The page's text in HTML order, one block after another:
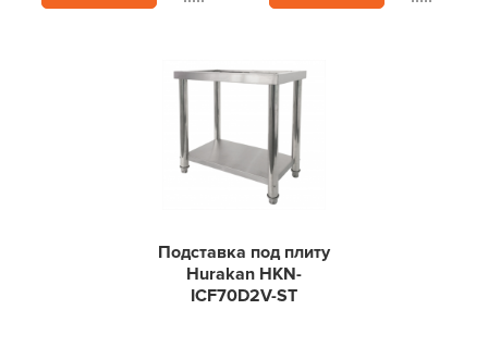
Подставка под плиту
Hurakan HKN-
ICF70D2V-ST